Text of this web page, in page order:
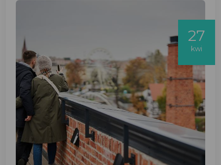
27
kwi